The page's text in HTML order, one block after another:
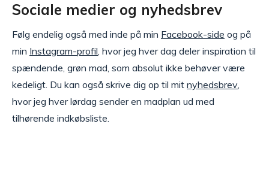
Sociale medier og nyhedsbrev
Følg endelig også med inde på min Facebook-side og på
min Instagram-profil, hvor jeg hver dag deler inspiration til
spændende, grøn mad, som absolut ikke behøver være
kedeligt. Du kan også skrive dig op til mit nyhedsbrev,
hvor jeg hver lørdag sender en madplan ud med
tilhørende indkøbsliste.